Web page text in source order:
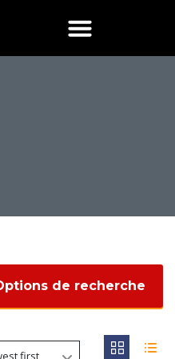
de recherche
first